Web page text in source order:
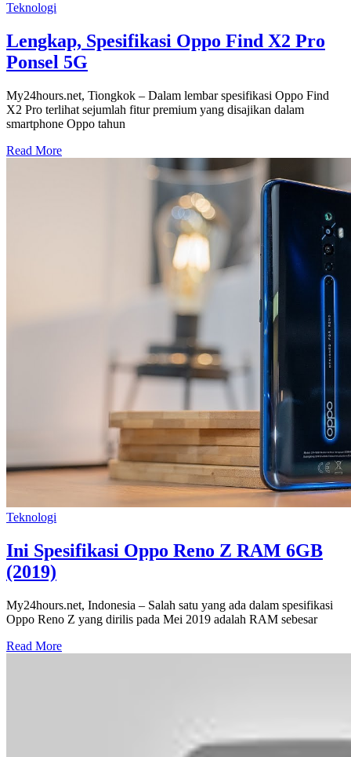
Teknologi
Lengkap, Spesifikasi Oppo Find X2 Pro
Ponsel 5G
My24hours.net, Tiongkok – Dalam lembar spesifikasi Oppo Find
X2 Pro terlihat sejumlah fitur premium yang disajikan dalam
smartphone Oppo tahun
Read More
Teknologi
Ini Spesifikasi Oppo Reno Z RAM 6GB
(2019)
My24hours.net, Indonesia – Salah satu yang ada dalam spesifikasi
Oppo Reno Z yang dirilis pada Mei 2019 adalah RAM sebesar
Read More